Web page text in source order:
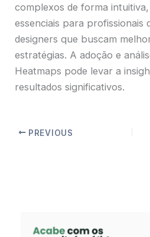
complexos de forma
essenciais para profissionais
designers que buscam
estratégias. A adoção e
Heatmaps pode levar a
resultados significativos.
PREVIOUS